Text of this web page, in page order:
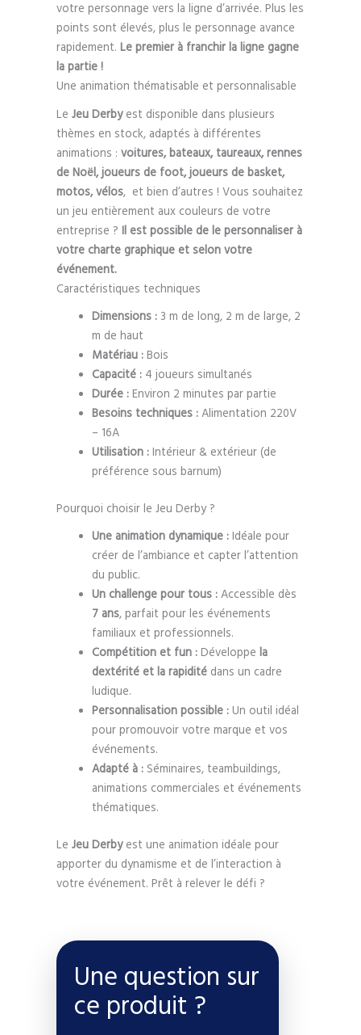
votre personnage vers la ligne d’arrivée. Plus les
points sont élevés, plus le personnage avance
rapidement. Le premier à franchir la ligne gagne
la partie !
Une animation thématisable et personnalisable
Le Jeu Derbyest disponible dans plusieurs
thèmes en stock, adaptés à différentes
animations : voitures, bateaux, taureaux, rennes
de Noël, joueurs de foot, joueurs de basket,
motos, vélos, et bien d’autres ! Vous souhaitez
un jeu entièrement aux couleurs de votre
entreprise ? Il est possible de le personnaliser à
votre charte graphique et selon votre
événement.
Caractéristiques techniques
Dimensions :3 m de long, 2 m de large, 2
m de haut
Matériau :Bois
Capacité :4 joueurs simultanés
Durée :Environ 2 minutes par partie
Besoins techniques :Alimentation 220V
– 16A
Utilisation :Intérieur & extérieur (de
préférence sous barnum)
Pourquoi choisir le Jeu Derby ?
Une animation dynamique :Idéale pour
créer de l’ambiance et capter l’attention
du public.
Un challenge pour tous :Accessible dès
7 ans, parfait pour les événements
familiaux et professionnels.
Compétition et fun :Développe la
dextérité et la rapiditédans un cadre
ludique.
Personnalisation possible :Un outil idéal
pour promouvoir votre marque et vos
événements.
Adapté à :Séminaires, teambuildings,
animations commerciales et événements
thématiques.
Le Jeu Derbyest une animation idéale pour
apporter du dynamisme et de l’interaction à
votre événement. Prêt à relever le défi ?
Une question sur
ce produit ?